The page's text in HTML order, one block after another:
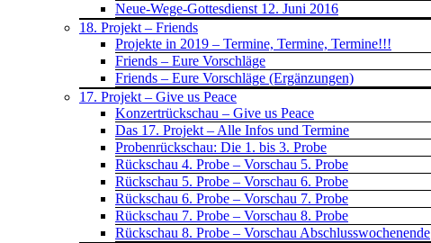
Neue-Wege-Gottesdienst 12. Juni 2016
18. Projekt – Friends
Projekte in 2019 – Termine, Termine, Termine!!!
Friends – Eure Vorschläge
Friends – Eure Vorschläge (Ergänzungen)
17. Projekt – Give us Peace
Konzertrückschau – Give us Peace
Das 17. Projekt – Alle Infos und Termine
Probenrückschau: Die 1. bis 3. Probe
Rückschau 4. Probe – Vorschau 5. Probe
Rückschau 5. Probe – Vorschau 6. Probe
Rückschau 6. Probe – Vorschau 7. Probe
Rückschau 7. Probe – Vorschau 8. Probe
Rückschau 8. Probe – Vorschau Abschlusswochenende